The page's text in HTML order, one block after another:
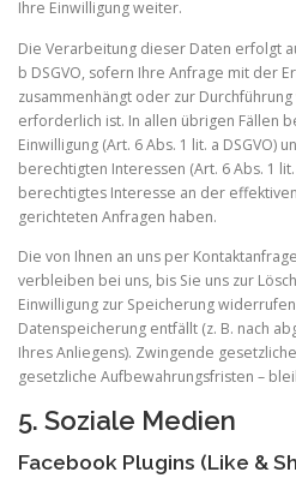
Ihre Einwilligung weiter.
Die Verarbeitung dieser Daten erfolgt
b DSGVO, sofern Ihre Anfrage mit der
zusammenhängt oder zur
erforderlich ist. In allen übrigen Fällen
Einwilligung (Art. 6 Abs. 1 lit. a DSGVO)
berechtigten Interessen (Art. 6 Abs. 1 lit.
berechtigtes Interesse an der
gerichteten Anfragen haben.
Die von Ihnen an uns per
verbleiben bei uns, bis Sie uns zur
Einwilligung zur Speicherung
Datenspeicherung entfällt (z. B. nach
Ihres Anliegens). Zwingende
gesetzliche Aufbewahrungsfristen –
5. Soziale Medien
Facebook Plugins (Like &